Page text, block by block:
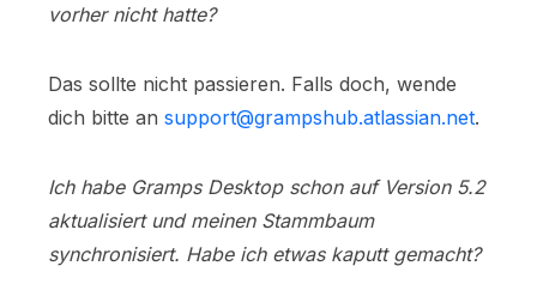
vorher nicht hatte?
Das sollte nicht passieren. Falls doch, wende
dich bitte an support@grampshub.atlassian.net.
Ich habe Gramps Desktop schon auf Version 5.2
aktualisiert und meinen Stammbaum
synchronisiert. Habe ich etwas kaputt gemacht?